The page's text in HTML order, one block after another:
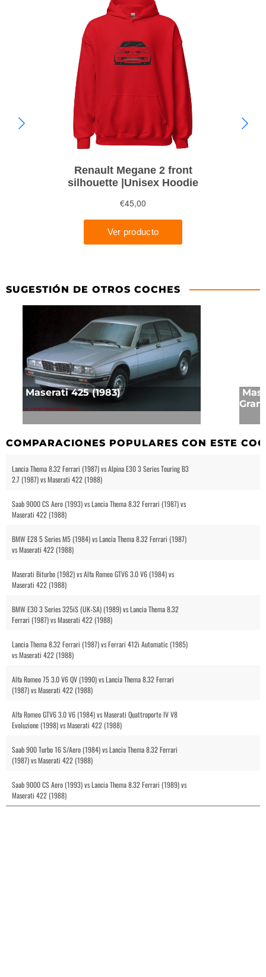
SUGESTIÓN DE OTROS COCHES
Maserati 425 (1983)
COMPARACIONES POPULARES CON ESTE
Lancia Thema 8.32 Ferrari (1987) vs Alpina E30 3 Series Touring B3
2.7 (1987) vs Maserati 422 (1988)
Saab 9000 CS Aero (1993) vs Lancia Thema 8.32 Ferrari (1987) vs
Maserati 422 (1988)
BMW E28 5 Series M5 (1984) vs Lancia Thema 8.32 Ferrari (1987)
vs Maserati 422 (1988)
Maserati Biturbo (1982) vs Alfa Romeo GTV6 3.0 V6 (1984) vs
Maserati 422 (1988)
BMW E30 3 Series 325iS (UK-SA) (1989) vs Lancia Thema 8.32
Ferrari (1987) vs Maserati 422 (1988)
Lancia Thema 8.32 Ferrari (1987) vs Ferrari 412i Automatic (1985)
vs Maserati 422 (1988)
Alfa Romeo 75 3.0 V6 QV (1990) vs Lancia Thema 8.32 Ferrari
(1987) vs Maserati 422 (1988)
Alfa Romeo GTV6 3.0 V6 (1984) vs Maserati Quattroporte IV V8
Evoluzione (1998) vs Maserati 422 (1988)
Saab 900 Turbo 16 S/Aero (1984) vs Lancia Thema 8.32 Ferrari
(1987) vs Maserati 422 (1988)
Saab 9000 CS Aero (1993) vs Lancia Thema 8.32 Ferrari (1989) vs
Maserati 422 (1988)